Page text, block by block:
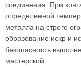
соединения. При
определенной
металла на строго
образование искр и
безопасность
мастерской.